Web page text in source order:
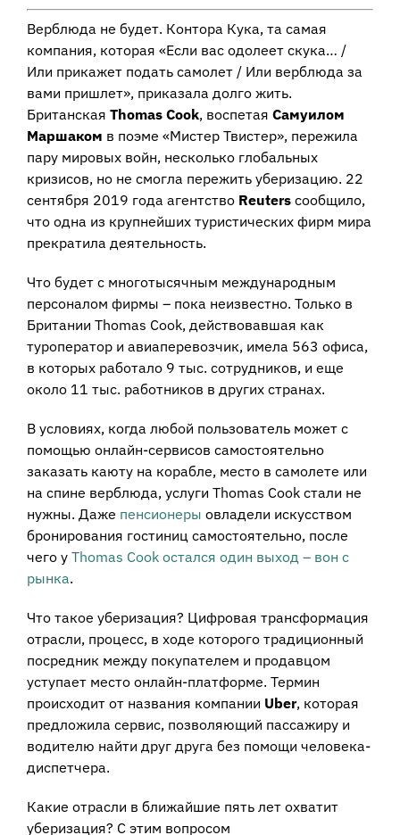
Верблюда не будет. Контора Кука, та самая
компания, которая «Если вас одолеет скука… /
Или прикажет подать самолет / Или верблюда за
вами пришлет», приказала долго жить.
Британская Thomas Cook, воспетая Самуилом
Маршаком в поэме «Мистер Твистер», пережила
пару мировых войн, несколько глобальных
кризисов, но не смогла пережить уберизацию. 22
сентября 2019 года агентство Reuters сообщило,
что одна из крупнейших туристических фирм мира
прекратила деятельность.
Что будет с многотысячным международным
персоналом фирмы – пока неизвестно. Только в
Британии Thomas Cook, действовавшая как
туроператор и авиаперевозчик, имела 563 офиса,
в которых работало 9 тыс. сотрудников, и еще
около 11 тыс. работников в других странах.
В условиях, когда любой пользователь может с
помощью онлайн-сервисов самостоятельно
заказать каюту на корабле, место в самолете или
на спине верблюда, услуги Thomas Cook стали не
нужны. Даже пенсионеры овладели искусством
бронирования гостиниц самостоятельно, после
чего у Thomas Cook остался один выход – вон с
рынка.
Что такое уберизация? Цифровая трансформация
отрасли, процесс, в ходе которого традиционный
посредник между покупателем и продавцом
уступает место онлайн-платформе. Термин
происходит от названия компании Uber, которая
предложила сервис, позволяющий пассажиру и
водителю найти друг друга без помощи человека-
диспетчера.
Какие отрасли в ближайшие пять лет охватит
уберизация? С этим вопросом